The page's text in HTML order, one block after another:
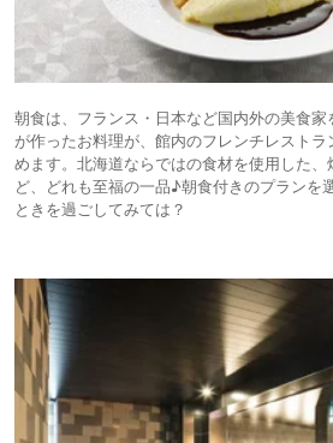
朝食は、フランス・日本など国内外の美食
が作ったお料理が、館内のフレンチレスト
めます。北海道ならではの食材を使用した
ど、どれも至福の一品♪朝食付きのプランを
ときを過ごしてみては？